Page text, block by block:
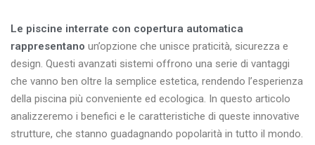
Le piscine interrate con copertura automatica
rappresentano un’opzione che unisce praticità, sicurezza e
design. Questi avanzati sistemi offrono una serie di vantaggi
che vanno ben oltre la semplice estetica, rendendo l’esperienza
della piscina più conveniente ed ecologica. In questo articolo
analizzeremo i benefici e le caratteristiche di queste innovative
strutture, che stanno guadagnando popolarità in tutto il mondo.